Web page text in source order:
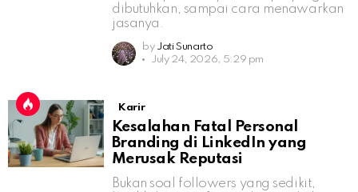
dibutuhkan, sampai cara menawarkan
jasanya.
by Jati Sunarto
July 24, 2026, 5:29 pm
Karir
Kesalahan Fatal Personal
Branding di LinkedIn yang
Merusak Reputasi
Bukan soal followers yang sedikit,